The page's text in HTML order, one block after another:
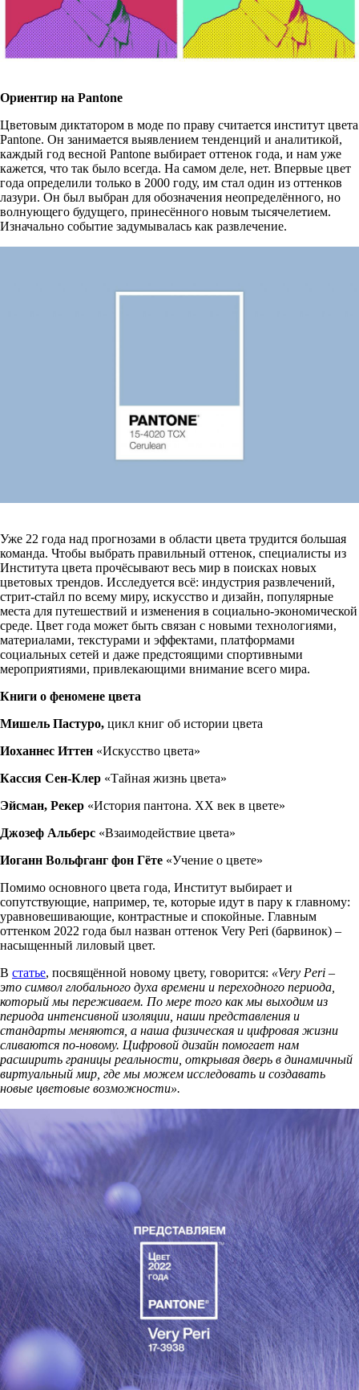
Ориентир на Pantone
Цветовым диктатором в моде по праву считается институт цвета
Pantone. Он занимается выявлением тенденций и аналитикой,
каждый год весной Pantone выбирает оттенок года, и нам уже
кажется, что так было всегда. На самом деле, нет. Впервые цвет
года определили только в 2000 году, им стал один из оттенков
лазури. Он был выбран для обозначения неопределённого, но
волнующего будущего, принесённого новым тысячелетием.
Изначально событие задумывалась как развлечение.
Уже 22 года над прогнозами в области цвета трудится большая
команда. Чтобы выбрать правильный оттенок, специалисты из
Института цвета прочёсывают весь мир в поисках новых
цветовых трендов. Исследуется всё: индустрия развлечений,
стрит-стайл по всему миру, искусство и дизайн, популярные
места для путешествий и изменения в социально-экономической
среде. Цвет года может быть связан с новыми технологиями,
материалами, текстурами и эффектами, платформами
социальных сетей и даже предстоящими спортивными
мероприятиями, привлекающими внимание всего мира.
Книги о феномене цвета
Мишель Пастуро, цикл книг об истории цвета
Иоханнес Иттен «Искусство цвета»
Кассия Сен-Клер «Тайная жизнь цвета»
Эйсман, Рекер «История пантона. XX век в цвете»
Джозеф Альберс «Взаимодействие цвета»
Иоганн Вольфганг фон Гёте «Учение о цвете»
Помимо основного цвета года, Институт выбирает и
сопутствующие, например, те, которые идут в пару к главному:
уравновешивающие, контрастные и спокойные. Главным
оттенком 2022 года был назван оттенок Very Peri (барвинок) –
насыщенный лиловый цвет.
В статье, посвящённой новому цвету, говорится: «Very Peri –
это символ глобального духа времени и переходного периода,
который мы переживаем. По мере того как мы выходим из
периода интенсивной изоляции, наши представления и
стандарты меняются, а наша физическая и цифровая жизни
сливаются по-новому. Цифровой дизайн помогает нам
расширить границы реальности, открывая дверь в динамичный
виртуальный мир, где мы можем исследовать и создавать
новые цветовые возможности».